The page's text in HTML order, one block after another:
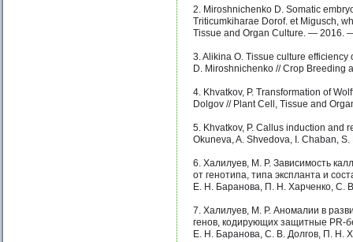
2. Miroshnichenko D. Somatic
Triticumkiharae Dorof. et Migusch,
Tissue and Organ Culture. —
3. Alikina О. Tissue culture
D. Miroshnichenko // Crop
4. Khvatkov, P. Transformation of
Dolgov // Plant Cell, Tissue and
5. Khvatkov, P. Callus induction and
Okuneva, A. Shvedova, I. Chaban,
6. Халилуев, M. Р. Зависимость
от генотипа, типа экспланта и
Е. Н. Баранова, П. Н. Харченко, С.
7. Халилуев, М. Р. Аномалии в
генов, кодирующих защитные PR-
Е. Н. Баранова, С. В. Долгов, П.